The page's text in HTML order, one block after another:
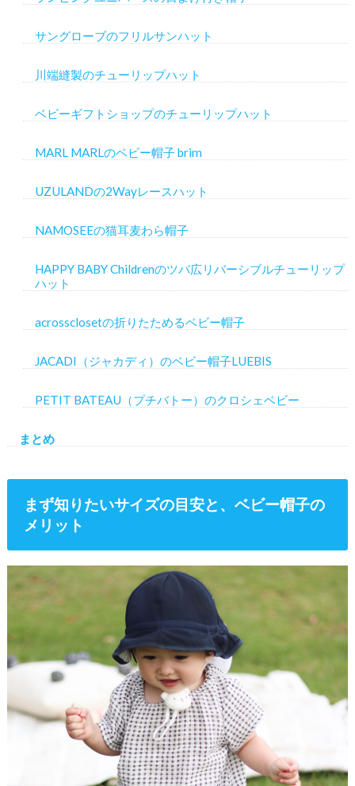
サングローブのフリルサンハット
川端縫製のチューリップハット
ベビーギフトショップのチューリップハット
MARL MARLのベビー帽子 brim
UZULANDの2Wayレースハット
NAMOSEEの猫耳麦わら帽子
HAPPY BABY Childrenのツバ広リバーシブルチューリップ
ハット
acrossclosetの折りたためるベビー帽子
JACADI（ジャカディ）のベビー帽子LUEBIS
PETIT BATEAU（プチバトー）のクロシェベビー
まとめ
まず知りたいサイズの目安と、ベビー帽子の
メリット